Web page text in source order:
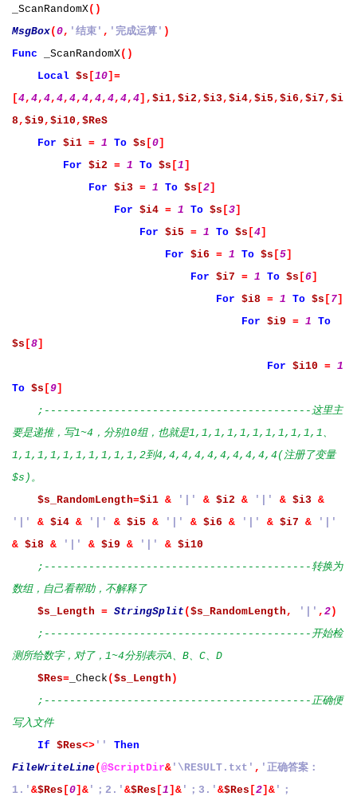
_ScanRandomX()
MsgBox( 0, '结束' , '完成运算' )
Func _ScanRandomX()
Local $s [10]=
[4, 4, 4, 4, 4, 4, 4, 4, 4, 4], $i1, $i2 , $i3 , $i4, $i5 , $i6 , $i7 , $i
8 , $i9 , $i10 , $ReS
For $i1 = 1 To $s [0]
For $i2 = 1 To $s [1 ]
For $i3 = 1 To $s [2]
For $i4 = 1 To $s [3]
For $i5 = 1 To $s [4]
For $i6 = 1 To $s [5]
For $i7 = 1 To $s [6]
For $i8 = 1 To $s [ 7]
For $i9 = 1 To
$s [8]
For $i10 = 1
To $s [9]
;------------------------------------------这里主
要是递推，写1~4，分别10组，也就是1,1,1,1,1,1,1,1,1,1,1、
1,1,1,1,1,1,1,1,1,1,2到4,4,4,4,4,4,4,4,4,4(注册了变量
$s)。
$s_RandomLength=$i1 & '|' & $i2 & '|' & $i3 &
'|'
& $i4 & '|' & $i5 & '|' & $i6 & '|' & $i7 &
'|'
& $i8 & '|' & $i9 & '|' & $i10
;------------------------------------------转换为
数组，自己看帮助，不解释了
$s_Length = StringSplit ( $s_RandomLength , '|' , 2)
;------------------------------------------开始检
测所给数字，对了，1~4分别表示A、B、C、D
$Res= _Check ( $s_Length )
;------------------------------------------正确便
写入文件
If $Res<> ''
Then
FileWriteLine( @ScriptDir& '\RESULT.txt' , '正确答案：
1.' &$Res [0]& '；2.' &$Res [1 ]& '；3.' &$Res [2]& '；